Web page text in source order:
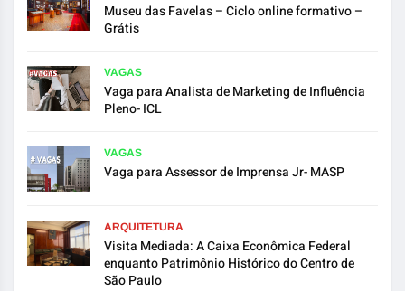
Museu das Favelas – Ciclo online formativo –
Grátis
VAGAS
Vaga para Analista de Marketing de Influência
Pleno- ICL
VAGAS
Vaga para Assessor de Imprensa Jr- MASP
ARQUITETURA
Visita Mediada: A Caixa Econômica Federal
enquanto Patrimônio Histórico do Centro de
São Paulo